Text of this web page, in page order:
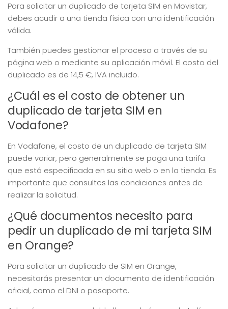
Para solicitar un duplicado de tarjeta SIM en Movistar,
debes acudir a una tienda física con una identificación
válida.
También puedes gestionar el proceso a través de su
página web o mediante su aplicación móvil. El costo del
duplicado es de 14,5 €, IVA incluido.
¿Cuál es el costo de obtener un
duplicado de tarjeta SIM en
Vodafone?
En Vodafone, el costo de un duplicado de tarjeta SIM
puede variar, pero generalmente se paga una tarifa
que está especificada en su sitio web o en la tienda. Es
importante que consultes las condiciones antes de
realizar la solicitud.
¿Qué documentos necesito para
pedir un duplicado de mi tarjeta SIM
en Orange?
Para solicitar un duplicado de SIM en Orange,
necesitarás presentar un documento de identificación
oficial, como el DNI o pasaporte.